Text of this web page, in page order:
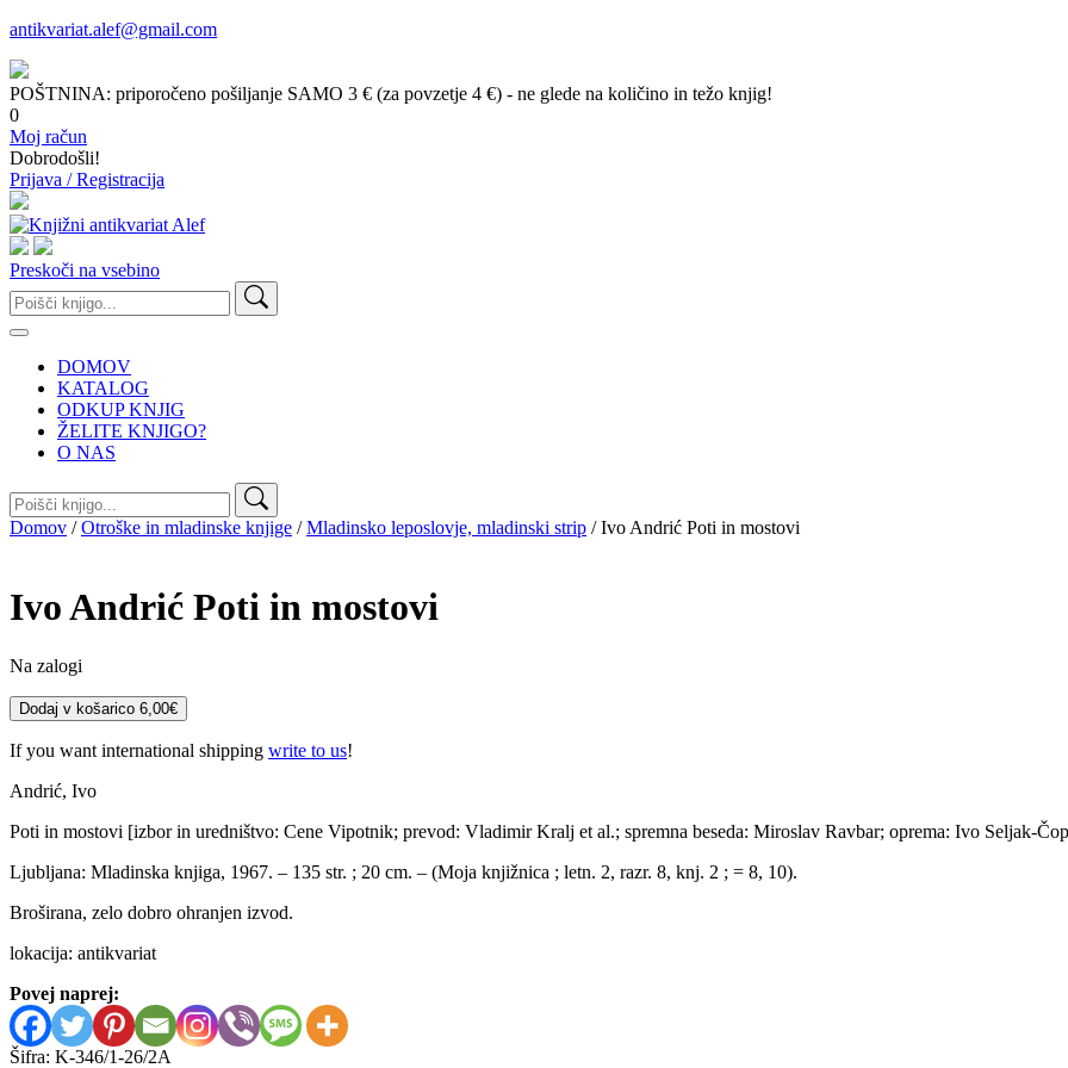
antikvariat.alef@gmail.com
POŠTNINA: priporočeno pošiljanje SAMO 3 € (za povzetje 4 €) - ne glede na količino in težo knjig!
0
Moj račun
Dobrodošli!
Prijava / Registracija
Preskoči na vsebino
Išči:
DOMOV
KATALOG
ODKUP KNJIG
ŽELITE KNJIGO?
O NAS
Išči:
Domov /Otroške in mladinske knjige /Mladinsko leposlovje, mladinski strip / Ivo Andrić Poti in mostovi
Ivo Andrić Poti in mostovi
Na zalogi
Ivo
Andrić
Poti
mostovi
Dodaj v košarico 6,00€
If you want international shipping write to us!
Andrić, Ivo
Poti in mostovi [izbor in uredništvo: Cene Vipotnik; prevod: Vladimir Kralj et al.; spremna beseda: Miroslav Ravbar; oprema: Ivo Seljak-
Ljubljana: Mladinska knjiga, 1967. – 135 str. ; 20 cm. – (Moja knjižnica ; letn. 2, razr. 8, knj. 2 ; = 8, 10).
Broširana, zelo dobro ohranjen izvod.
lokacija: antikvariat
Povej naprej:
Šifra: K-346/1-26/2A